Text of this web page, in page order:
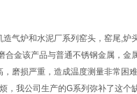
气炉和水泥厂系列窑头，窑尾,
金该产品与普通不锈钢金属，
磨损严重，造成温度测量非常困
我公司生产的G系列弥补了这